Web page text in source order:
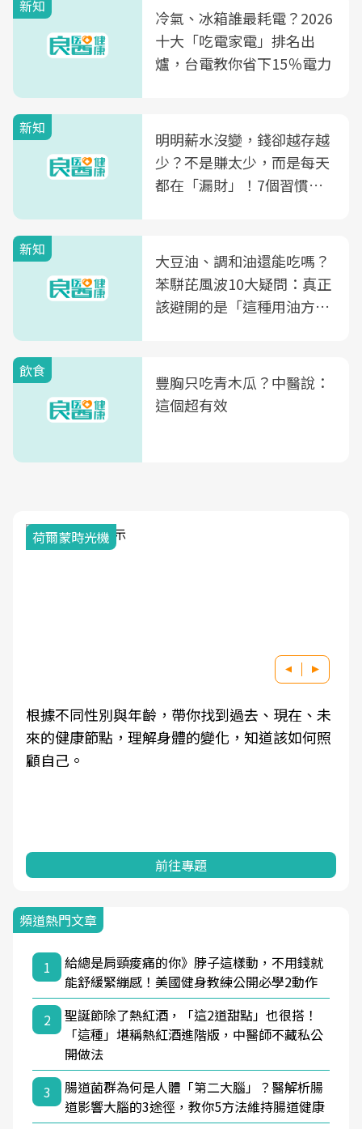
新知
冷氣、冰箱誰最耗電？2026
十大「吃電家電」排名出
爐，台電教你省下15％電力
新知
明明薪水沒變，錢卻越存越
少？不是賺太少，而是每天
都在「漏財」！7個習慣一
新知
大豆油、調和油還能吃嗎？
苯駢芘風波10大疑問：真正
該避開的是「這種用油方
飲食
豐胸只吃青木瓜？中醫說：
這個超有效
荷爾蒙時光機
根據不同性別與年齡，帶你找到過去、現在、未
來的健康節點，理解身體的變化，知道該如何照
顧自己。
前往專題
頻道熱門文章
1
給總是肩頸痠痛的你》脖子這樣動，不用錢就
能舒緩緊繃感！美國健身教練公開必學2動作
2
聖誕節除了熱紅酒，「這2道甜點」也很搭！
「這種」堪稱熱紅酒進階版，中醫師不藏私公
開做法
3
腸道菌群為何是人體「第二大腦」？醫解析腸
道影響大腦的3途徑，教你5方法維持腸道健康